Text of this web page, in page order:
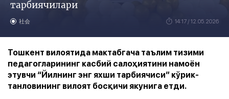
тарбиячилари
社会 14:17 / 12.05.2026
Тошкент вилоятида мактабгача таълим тизими
педагогларининг касбий салоҳиятини намоён
этувчи “Йилнинг энг яхши тарбиячиси” кўрик-
танловининг вилоят босқичи якунига етди.